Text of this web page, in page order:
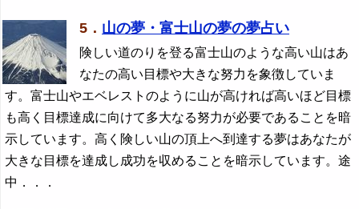
5． 山の夢・富士山の夢の夢占い
険しい道のりを登る富士山のような高い山はあ
なたの高い目標や大きな努力を象徴していま
す。富士山やエベレストのように山が高ければ高いほど目標
も高く目標達成に向けて多大なる努力が必要であることを暗
示しています。高く険しい山の頂上へ到達する夢はあなたが
大きな目標を達成し成功を収めることを暗示しています。途
中．．．